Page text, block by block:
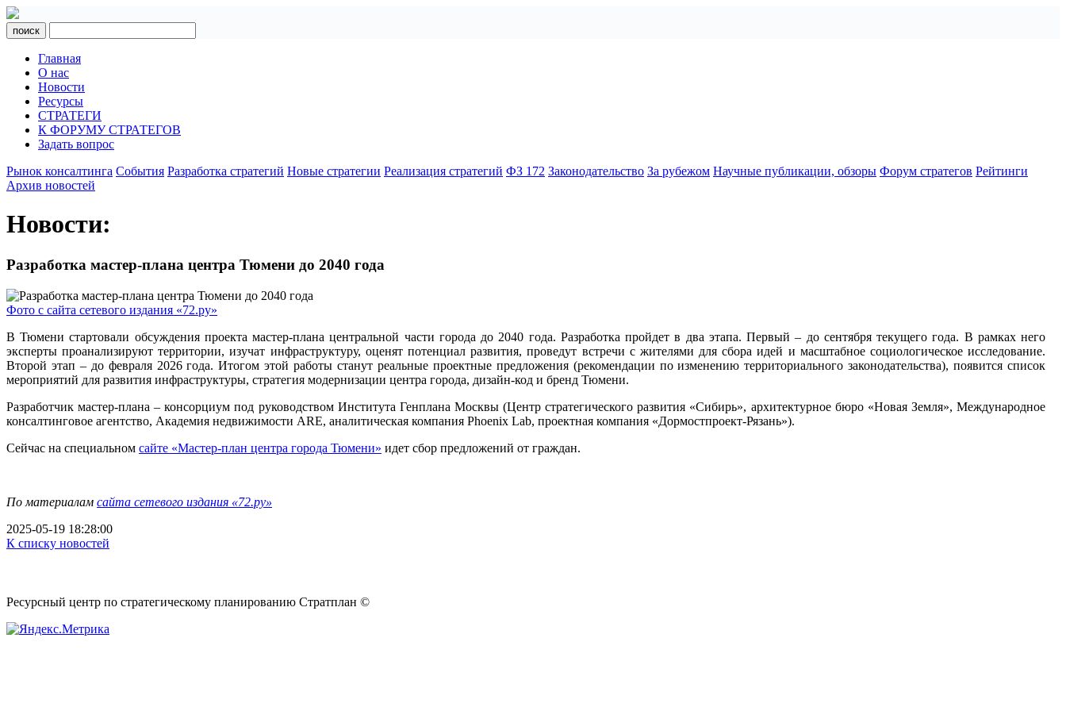
поиск
Главная
О нас
Новости
Ресурсы
СТРАТЕГИ
К ФОРУМУ СТРАТЕГОВ
Задать вопрос
Рынок консалтинга События Разработка стратегий Новые стратегии Реализация стратегий ФЗ 172 Законодательство За рубежом Научные публикации, обзоры Форум стратегов Рейтинги
Архив новостей
Новости:
Разработка мастер-плана центра Тюмени до 2040 года
Фото с сайта сетевого издания «72.ру»
В Тюмени стартовали обсуждения проекта мастер-плана центральной части города до 2040 года. Разработка пройдет в два этапа. Первый – до сентября текущего года. В рамках него
эксперты проанализируют территории, изучат инфраструктуру, оценят потенциал развития, проведут встречи с жителями для сбора идей и масштабное социологическое исследование.
Второй этап – до февраля 2026 года. Итогом этой работы станут реальные проектные предложения (рекомендации по изменению территориального законодательства), появится список
мероприятий для развития инфраструктуры, стратегия модернизации центра города, дизайн-код и бренд Тюмени.
Разработчик мастер-плана – консорциум под руководством Института Генплана Москвы (Центр стратегического развития «Сибирь», архитектурное бюро «Новая Земля», Международное
консалтинговое агентство, Академия недвижимости ARE, аналитическая компания Phoenix Lab, проектная компания «Дормостпроект-Рязань»).
Сейчас на специальном сайте «Мастер-план центра города Тюмени» идет сбор предложений от граждан.
По материалам сайта сетевого издания «72.ру»
2025-05-19 18:28:00
К списку новостей
Ресурсный центр по стратегическому планированию Стратплан ©